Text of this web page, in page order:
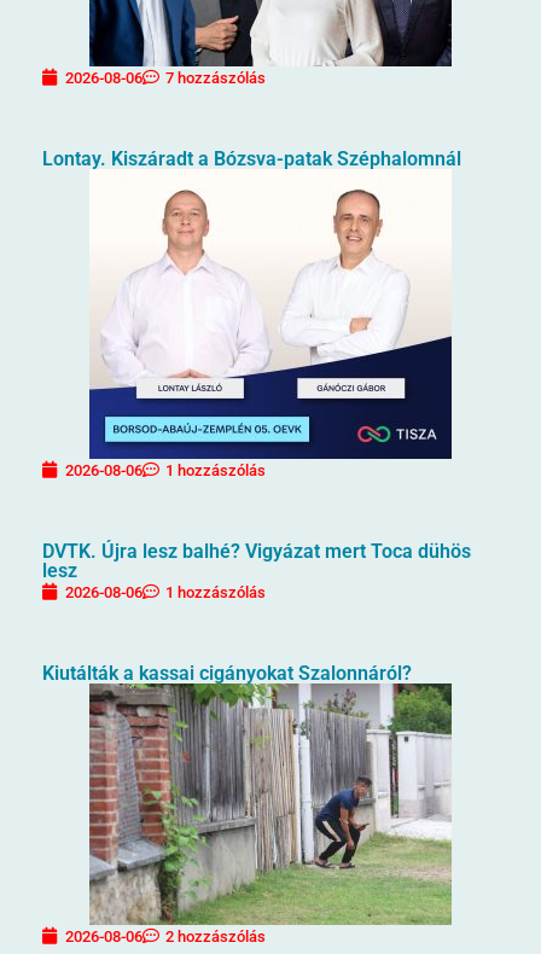
2026-08-06 7 hozzászólás
Lontay. Kiszáradt a Bózsva-patak Széphalomnál
2026-08-06 1 hozzászólás
DVTK. Újra lesz balhé? Vigyázat mert Toca dühös
lesz
2026-08-06 1 hozzászólás
Kiutálták a kassai cigányokat Szalonnáról?
2026-08-06 2 hozzászólás